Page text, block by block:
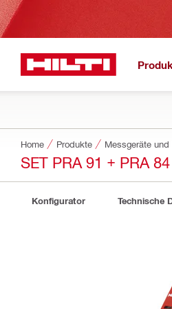
Home Produkte
SET PRA 91 + PRA
Konfigurator Technische